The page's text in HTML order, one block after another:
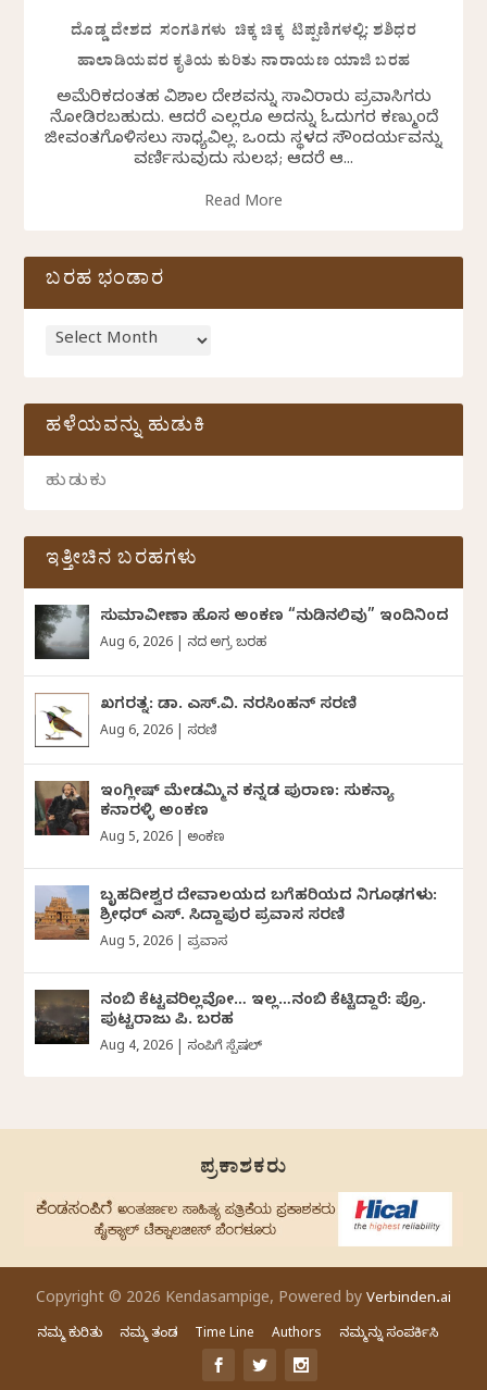
ದೊಡ್ಡ ದೇಶದ ಸಂಗತಿಗಳು ಚಿಕ್ಕ ಚಿಕ್ಕ ಟಿಪ್ಪಣಿಗಳಲ್ಲಿ: ಶಶಿಧರ
ಹಾಲಾಡಿಯವರ ಕೃತಿಯ ಕುರಿತು ನಾರಾಯಣ ಯಾಜಿ ಬರಹ
ಅಮೆರಿಕದಂತಹ ವಿಶಾಲ ದೇಶವನ್ನು ಸಾವಿರಾರು ಪ್ರವಾಸಿಗರು
ನೋಡಿರಬಹುದು. ಆದರೆ ಎಲ್ಲರೂ ಅದನ್ನು ಓದುಗರ ಕಣ್ಮುಂದೆ
ಜೀವಂತಗೊಳಿಸಲು ಸಾಧ್ಯವಿಲ್ಲ. ಒಂದು ಸ್ಥಳದ ಸೌಂದರ್ಯವನ್ನು
ವರ್ಣಿಸುವುದು ಸುಲಭ; ಆದರೆ ಆ...
Read More
ಬರಹ ಭಂಡಾರ
ಹಳೆಯವನ್ನು ಹುಡುಕಿ
ಇತ್ತೀಚಿನ ಬರಹಗಳು
ಸುಮಾವೀಣಾ ಹೊಸ ಅಂಕಣ “ನುಡಿನಲಿವು” ಇಂದಿನಿಂದ
Aug 6, 2026 ದಿನದ ಅಗ್ರ ಬರಹ
ಖಗರತ್ನ: ಡಾ. ಎಸ್.ವಿ. ನರಸಿಂಹನ್‌‌ ಸರಣಿ
Aug 6, 2026 ಸರಣಿ
ಇಂಗ್ಲೀಷ್ ಮೇಡಮ್ಮಿನ ಕನ್ನಡ ಪುರಾಣ: ಸುಕನ್ಯಾ
ಕನಾರಳ್ಳಿ ಅಂಕಣ
Aug 5, 2026 ಅಂಕಣ
ಬೃಹದೀಶ್ವರ ದೇವಾಲಯದ ಬಗೆಹರಿಯದ ನಿಗೂಢಗಳು:
ಶ್ರೀಧರ್‌ ಎಸ್.‌ ಸಿದ್ದಾಪುರ ಪ್ರವಾಸ ಸರಣಿ
Aug 5, 2026 ಪ್ರವಾಸ
ನಂಬಿ ಕೆಟ್ಟವರಿಲ್ಲವೋ… ಇಲ್ಲ…ನಂಬಿ ಕೆಟ್ಟಿದ್ದಾರೆ: ಪ್ರೊ.
ಪುಟ್ಟರಾಜು ಪಿ. ಬರಹ
Aug 4, 2026 ಸಂಪಿಗೆ ಸ್ಪೆಷಲ್
ಪ್ರಕಾಶಕರು
Copyright © 2026 Kendasampige, Powered by Verbinden.ai
ನಮ್ಮ ಕುರಿತು ನಮ್ಮ ತಂಡ Time Line Authors ನಮ್ಮನ್ನು ಸಂಪರ್ಕಿಸಿ